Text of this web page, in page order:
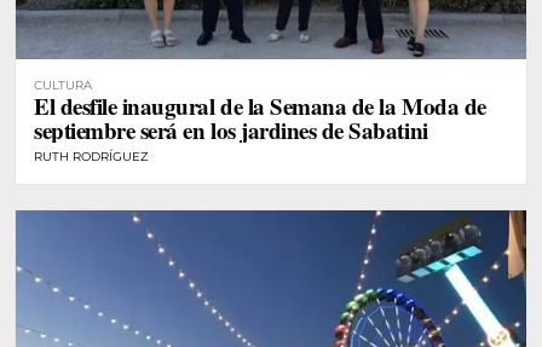
CULTURA
El desfile inaugural de la Semana de la Moda de
septiembre será en los jardines de Sabatini
RUTH RODRÍGUEZ